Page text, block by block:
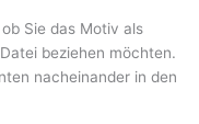
Sie das Motiv als
beziehen möchten.
nacheinander in den